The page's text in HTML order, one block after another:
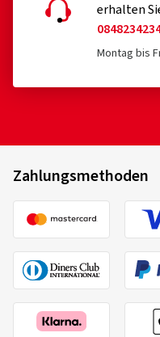
erhalten
Montag bis
Zahlungsmethoden